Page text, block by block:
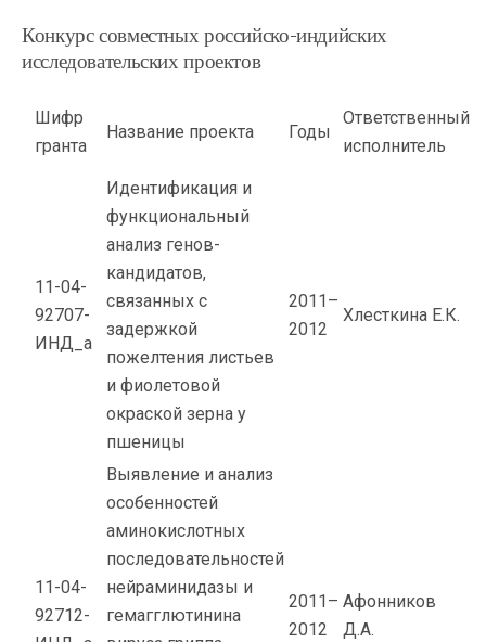
Конкурс совместных российско-индийских
исследовательских проектов
Шифр
гранта
Название проекта Годы
Ответственный
исполнитель
11-04-
92707-
ИНД_а
Идентификация и
функциональный
анализ генов-
кандидатов,
связанных с
задержкой
пожелтения листьев
и фиолетовой
окраской зерна у
пшеницы
2011–
2012
Хлесткина Е.К.
11-04-
92712-
Выявление и анализ
особенностей
аминокислотных
последовательностей
нейраминидазы и
гемагглютинина
2011–
2012
Афонников
Д.А.